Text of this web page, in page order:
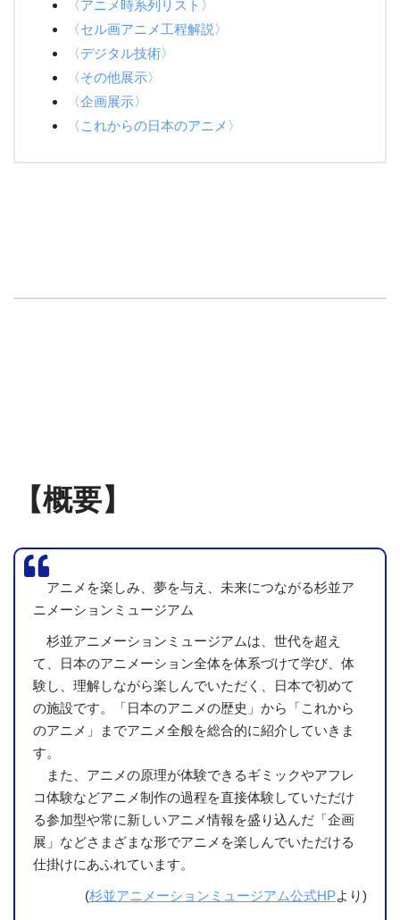
〈アニメ時系列リスト〉
〈セル画アニメ工程解説〉
〈デジタル技術〉
〈その他展示〉
〈企画展示〉
〈これからの日本のアニメ〉
【概要】
アニメを楽しみ、夢を与え、未来につながる杉並ア
ニメーションミュージアム
杉並アニメーションミュージアムは、世代を超え
て、日本のアニメーション全体を体系づけて学び、体
験し、理解しながら楽しんでいただく、日本で初めて
の施設です。「日本のアニメの歴史」から「これから
のアニメ」までアニメ全般を総合的に紹介していきま
す。
また、アニメの原理が体験できるギミックやアフレ
コ体験などアニメ制作の過程を直接体験していただけ
る参加型や常に新しいアニメ情報を盛り込んだ「企画
展」などさまざまな形でアニメを楽しんでいただける
仕掛けにあふれています。
(杉並アニメーションミュージアム公式HPより)